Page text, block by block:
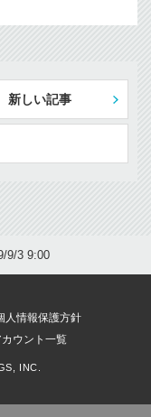
新しい記事
9/3 9:00
人情報保護方針
ウント一覧
INC.